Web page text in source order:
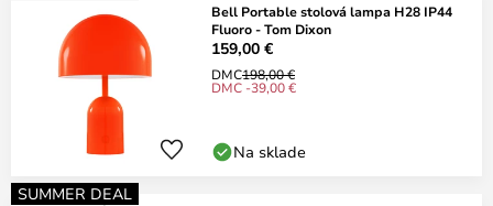
Bell Portable stolová lampa H28 IP44
Fluoro - Tom Dixon
159,00 €
DMC198,00 €
DMC -39,00 €
Na sklade
SUMMER DEAL